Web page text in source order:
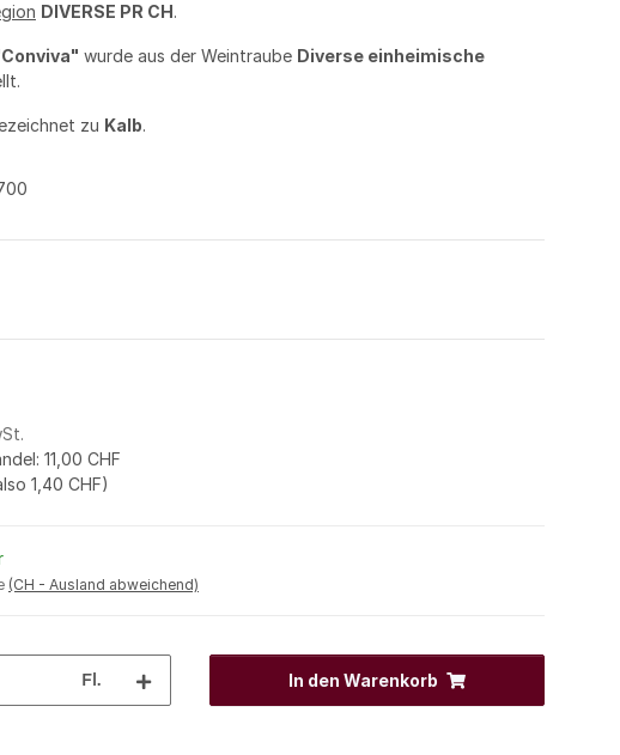
DIVERSE PR CH.
wurde aus der Weintraube Diverse einheimische
zu Kalb.
: 11,00 CHF
1,40 CHF)
(CH - Ausland abweichend)
Fl. In den Warenkorb